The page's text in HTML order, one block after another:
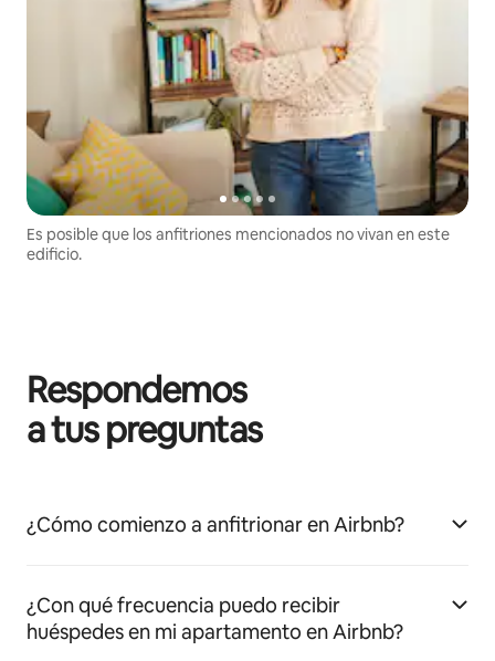
Es posible que los anfitriones mencionados no vivan en este
edificio.
Respondemos
a tus preguntas
¿Cómo comienzo a anfitrionar en Airbnb?
¿Con qué frecuencia puedo recibir
huéspedes en mi apartamento en Airbnb?